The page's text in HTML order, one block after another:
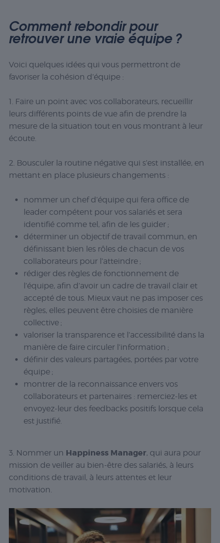
Comment rebondir pour
retrouver une vraie équipe ?
Voici quelques idées qui vous permettront de
favoriser la cohésion d’équipe :
1. Faire un point avec vos collaborateurs, recueillir
leurs différents points de vue afin de prendre la
mesure de la situation tout en vous montrant à leur
écoute.
2. Bousculer la routine négative qui s’est installée, en
mettant en place plusieurs changements :
nommer un chef d’équipequi fera office de
leader compétent pour vos salariés et sera
identifié comme tel, afin de les guider ;
déterminer un objectif de travail commun, en
définissant bien les rôles de chacun de vos
collaborateurs pour l’atteindre ;
rédiger des règles de fonctionnement de
l’équipe, afin d’avoir un cadre de travail clair et
accepté de tous. Mieux vaut ne pas imposer ces
règles, elles peuvent être choisies de manière
collective ;
valoriser la transparenceet l’accessibilité dans la
manière de faire circuler l’information ;
définir des valeurs partagées, portées par votre
équipe ;
montrer de la reconnaissance envers vos
collaborateurs et partenaires : remerciez-les et
envoyez-leur des feedbacks positifs lorsque cela
est justifié.
3. Nommer un Happiness Manager, qui aura pour
mission de veiller au bien-être des salariés, à leurs
conditions de travail, à leurs attentes et leur
motivation.